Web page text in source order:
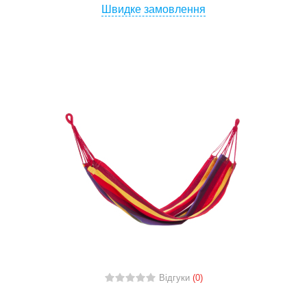
Швидке замовлення
Відгуки (0)